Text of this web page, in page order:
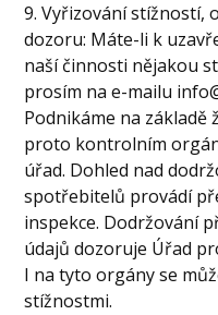
9. Vyřizování stížností,
dozoru: Máte-li k
naší činnosti nějakou
prosím na e-mailu
Podnikáme na
proto kontrolním
úřad. Dohled nad
spotřebitelů provádí
inspekce. Dodržování
údajů dozoruje Úřad
I na tyto orgány se
stížnostmi.